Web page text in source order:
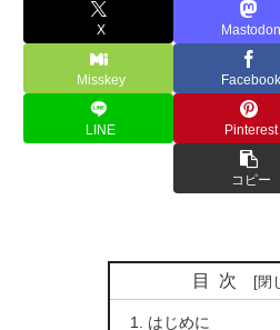
X Mastodon
Misskey Facebook
LINE Pinterest
コピー
目次
はじめに